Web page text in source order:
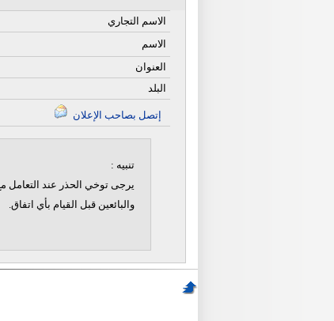
الاسم التجاري
الاسم
العنوان
البلد
تنبيه :
يرجى توخي الحذر عند التعامل
والبائعين قبل القيام بأي اتفاق.